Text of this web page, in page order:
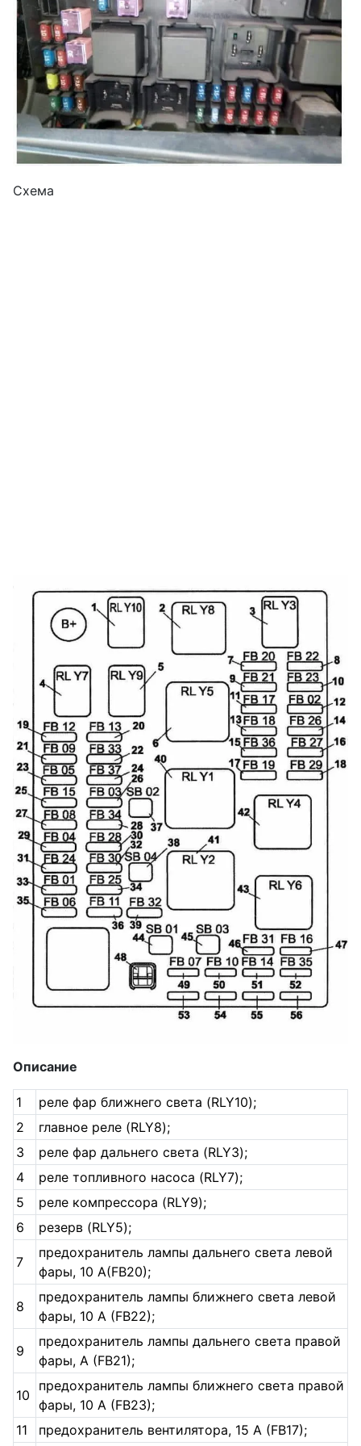
Схема
Описание
1
реле фар ближнего света (RLY10);
2
главное реле (RLY8);
3
реле фар дальнего света (RLY3);
4
реле топливного насоса (RLY7);
5
реле компрессора (RLY9);
6
резерв (RLY5);
7
предохранитель лампы дальнего света левой
фары, 10 A(FB20);
8
предохранитель лампы ближнего света левой
фары, 10 A (FB22);
9
предохранитель лампы дальнего света правой
фары, A (FB21);
10
предохранитель лампы ближнего света правой
фары, 10 A (FB23);
11
предохранитель вентилятора, 15 A (FB17);